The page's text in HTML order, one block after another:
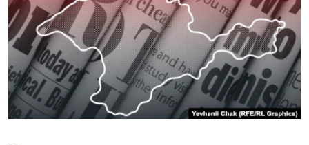
ПОБЕДИТЕЛЕЙ НЕ СУДЯТ?
КРЫМ.НЕПОКОРЕННЫЙ
ELIFBE
УКРАИНСКАЯ ПРОБЛЕМА КРЫМА
ПРИСОЕДИНЯЙТЕСЬ!
Все сайты RFE/RL